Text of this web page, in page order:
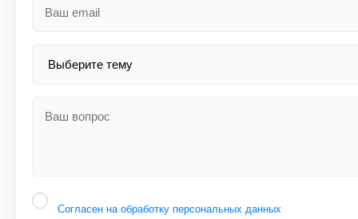
Согласен на обработку персональных данных